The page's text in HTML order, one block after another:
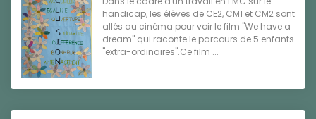
handicap, les élèves de CE2, CM1 et CM2 sont
allés au cinéma pour voir le film "We have a
dream" qui raconte le parcours de 5 enfants
"extra-ordinaires".Ce film ...